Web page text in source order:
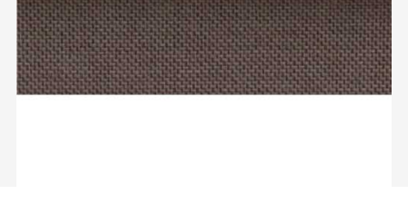
お問い合わせ
お気に入りリスト